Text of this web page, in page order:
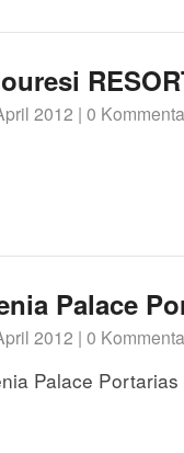
2012 | 0
Palace
2012 | 0
Palace Portarias